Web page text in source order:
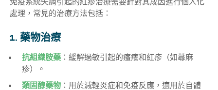
處理，常見的治療方法包括：
1. 藥物治療
抗組織胺藥 ：緩解過敏引起的瘙癢和紅疹（如蕁麻
疹）。
類固醇藥物 ：用於減輕炎症和免疫反應，適用於自體